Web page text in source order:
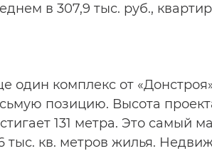
в 307,9 тыс. руб.,
один комплекс от
позицию. Высота
131 метра. Это самый
тыс. кв. метров жилья.